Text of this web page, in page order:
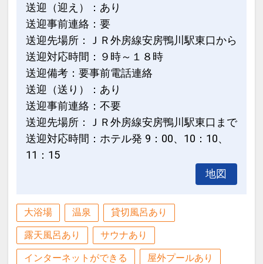
送迎（迎え）：あり
送迎事前連絡：要
送迎先場所：ＪＲ外房線安房鴨川駅東口から
送迎対応時間：９時～１８時
送迎備考：要事前電話連絡
送迎（送り）：あり
送迎事前連絡：不要
送迎先場所：ＪＲ外房線安房鴨川駅東口まで
送迎対応時間：ホテル発 9：00、10：10、
11：15
地図
大浴場 温泉 貸切風呂あり
露天風呂あり サウナあり
インターネットができる 屋外プールあり